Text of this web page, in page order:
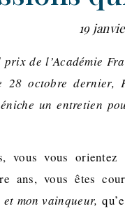
19
de l’Académie
octobre dernier,
un entretien
vous orientez
ans, vous êtes
et mon vainqueur,